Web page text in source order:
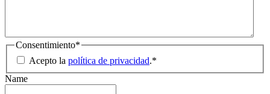
Consentimiento*
Acepto la política de privacidad.*
Name